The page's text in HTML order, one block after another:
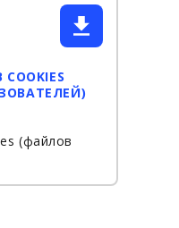
(файлов